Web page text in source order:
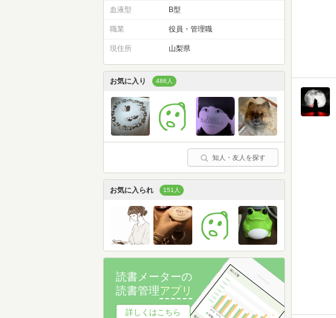
血液型 B型
職業 役員・管理職
現住所 山梨県
お気に入り 486人
知人・友人を探す
お気に入られ 151人
読書メーターの
読書管理アプリ
詳しくはこちら